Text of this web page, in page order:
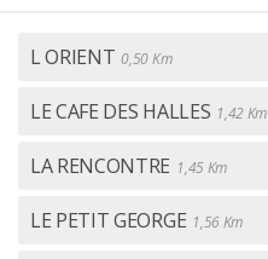
L ORIENT 0,50 Km
LE CAFE DES HALLES 1,42 Km
LA RENCONTRE 1,45 Km
LE PETIT GEORGE 1,56 Km